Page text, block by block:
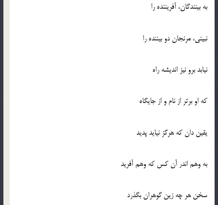
به بينندگان، آفريننده را
نبيني، مرنجان دو بيننده را
نيابد برو نيز انديشه راه
كه او برتر از نام و از جايگاه
يقين دان كه هرگز نيايد پديد
به وهم اندر آن كس كه وهم آفريد
سخن هر چه زين گوهران بگذرد